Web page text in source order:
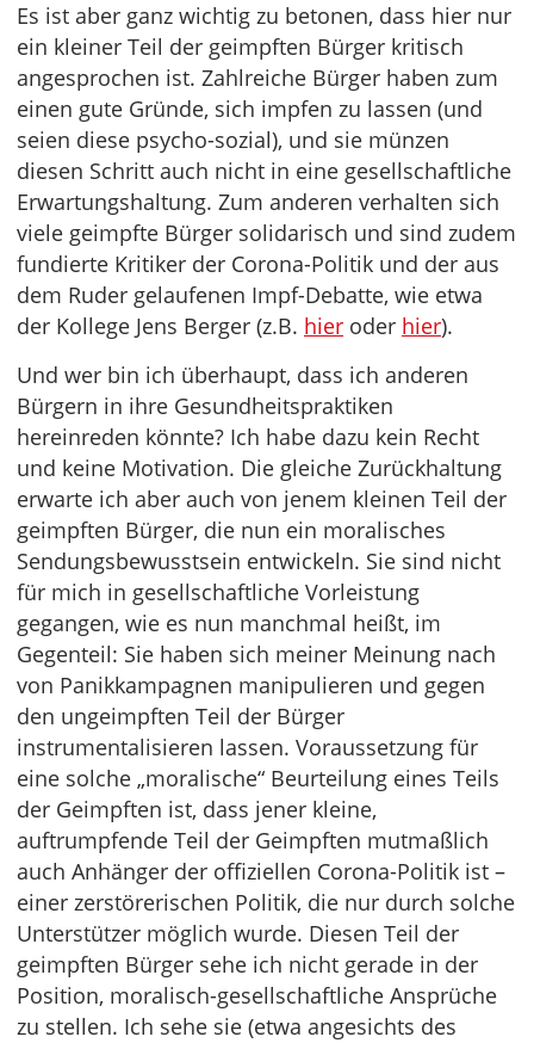
Es ist aber ganz wichtig zu betonen, dass hier nur
ein kleiner Teil der geimpften Bürger kritisch
angesprochen ist. Zahlreiche Bürger haben zum
einen gute Gründe, sich impfen zu lassen (und
seien diese psycho-sozial), und sie münzen
diesen Schritt auch nicht in eine gesellschaftliche
Erwartungshaltung. Zum anderen verhalten sich
viele geimpfte Bürger solidarisch und sind zudem
fundierte Kritiker der Corona-Politik und der aus
dem Ruder gelaufenen Impf-Debatte, wie etwa
der Kollege Jens Berger (z.B. hier oder hier).
Und wer bin ich überhaupt, dass ich anderen
Bürgern in ihre Gesundheitspraktiken
hereinreden könnte? Ich habe dazu kein Recht
und keine Motivation. Die gleiche Zurückhaltung
erwarte ich aber auch von jenem kleinen Teil der
geimpften Bürger, die nun ein moralisches
Sendungsbewusstsein entwickeln. Sie sind nicht
für mich in gesellschaftliche Vorleistung
gegangen, wie es nun manchmal heißt, im
Gegenteil: Sie haben sich meiner Meinung nach
von Panikkampagnen manipulieren und gegen
den ungeimpften Teil der Bürger
instrumentalisieren lassen. Voraussetzung für
eine solche „moralische“ Beurteilung eines Teils
der Geimpften ist, dass jener kleine,
auftrumpfende Teil der Geimpften mutmaßlich
auch Anhänger der offiziellen Corona-Politik ist –
einer zerstörerischen Politik, die nur durch solche
Unterstützer möglich wurde. Diesen Teil der
geimpften Bürger sehe ich nicht gerade in der
Position, moralisch-gesellschaftliche Ansprüche
zu stellen. Ich sehe sie (etwa angesichts des